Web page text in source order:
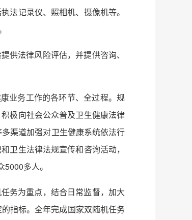
法记录仪、照相机、摄像机等。
供法律风险评估，并提供咨询、
业务工作的各环节、全过程。规
极向社会公众普及卫生健康法律
渠道加强对卫生健康系统依法行
卫生法律法规宣传和咨询活动，
多人。
务为重点，结合日常监督，加大
指标。全年完成国家双随机任务